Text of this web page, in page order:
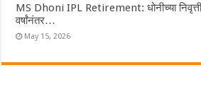
MS Dhoni IPL Retirement: धोनीच्या
वर्षांनंतर…
May 15, 2026